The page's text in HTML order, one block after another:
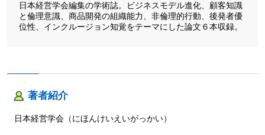
日本経営学会編集の学術誌。ビジネスモデル進化、顧客知識
と倫理意識、商品開発の組織能力、非倫理的行動、後発者優
位性、インクルージョン知覚をテーマにした論文６本収録。
著者紹介
日本経営学会（にほんけいえいがっかい）